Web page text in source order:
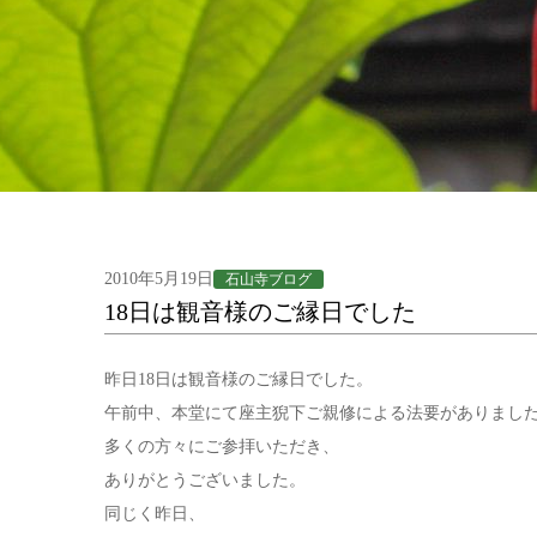
2010年5月19日 石山寺ブログ
18日は観音様のご縁日でした
昨日18日は観音様のご縁日でした。
午前中、本堂にて座主猊下ご親修による法要がありまし
多くの方々にご参拝いただき、
ありがとうございました。
同じく昨日、